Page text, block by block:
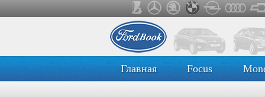
Главная Focus